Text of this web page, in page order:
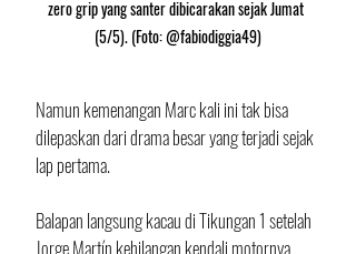
zero grip yang santer dibicarakan sejak Jumat
(5/5). (Foto: @fabiodiggia49)
Namun kemenangan Marc kali ini tak bisa
dilepaskan dari drama besar yang terjadi sejak
lap pertama.
Balapan langsung kacau di Tikungan 1 setelah
Jorge Martín kehilangan kendali motornya